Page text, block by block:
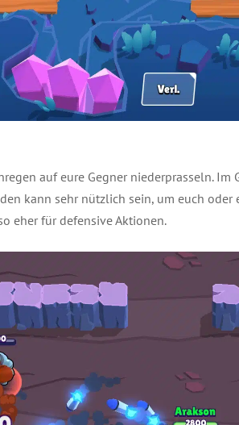
auf eure Gegner niederprasseln.
kann sehr nützlich sein, um euch
eher für defensive Aktionen.